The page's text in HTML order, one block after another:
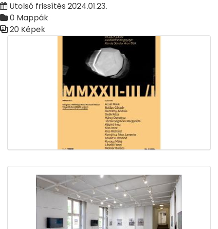
Utolsó frissítés 2024.01.23.
0 Mappák
20 Képek